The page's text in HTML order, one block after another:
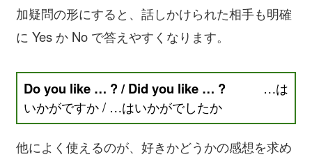
加疑問の形にすると、話しかけられた相手も明確
に Yes か No で答えやすくなります。
Do you like … ? / Did you like … ?
…は
いかがですか / …はいかがでしたか
他によく使えるのが、好きかどうかの感想を求め